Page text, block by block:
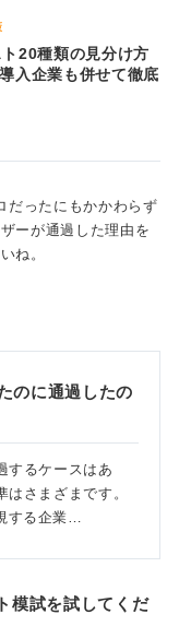
20種類の見分け方
導入企業も併せて徹底
だったにもかかわらず
ーが通過した理由を
ね。
のに通過したの
するケースはあ
さまざまです。
する企業…
模試を試してくだ